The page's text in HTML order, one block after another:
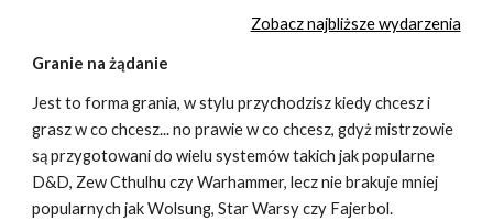
Zobacz najbliższe wydarzenia
Granie na żądanie
Jest to forma grania, w stylu przychodzisz kiedy chcesz i
grasz w co chcesz... no prawie w co chcesz, gdyż mistrzowie
są przygotowani do wielu systemów takich jak popularne
D&D, Zew Cthulhu czy Warhammer, lecz nie brakuje mniej
popularnych jak Wolsung, Star Warsy czy Fajerbol.